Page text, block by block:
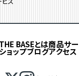
THE BASEとは商品サ
ショップブログアクセス